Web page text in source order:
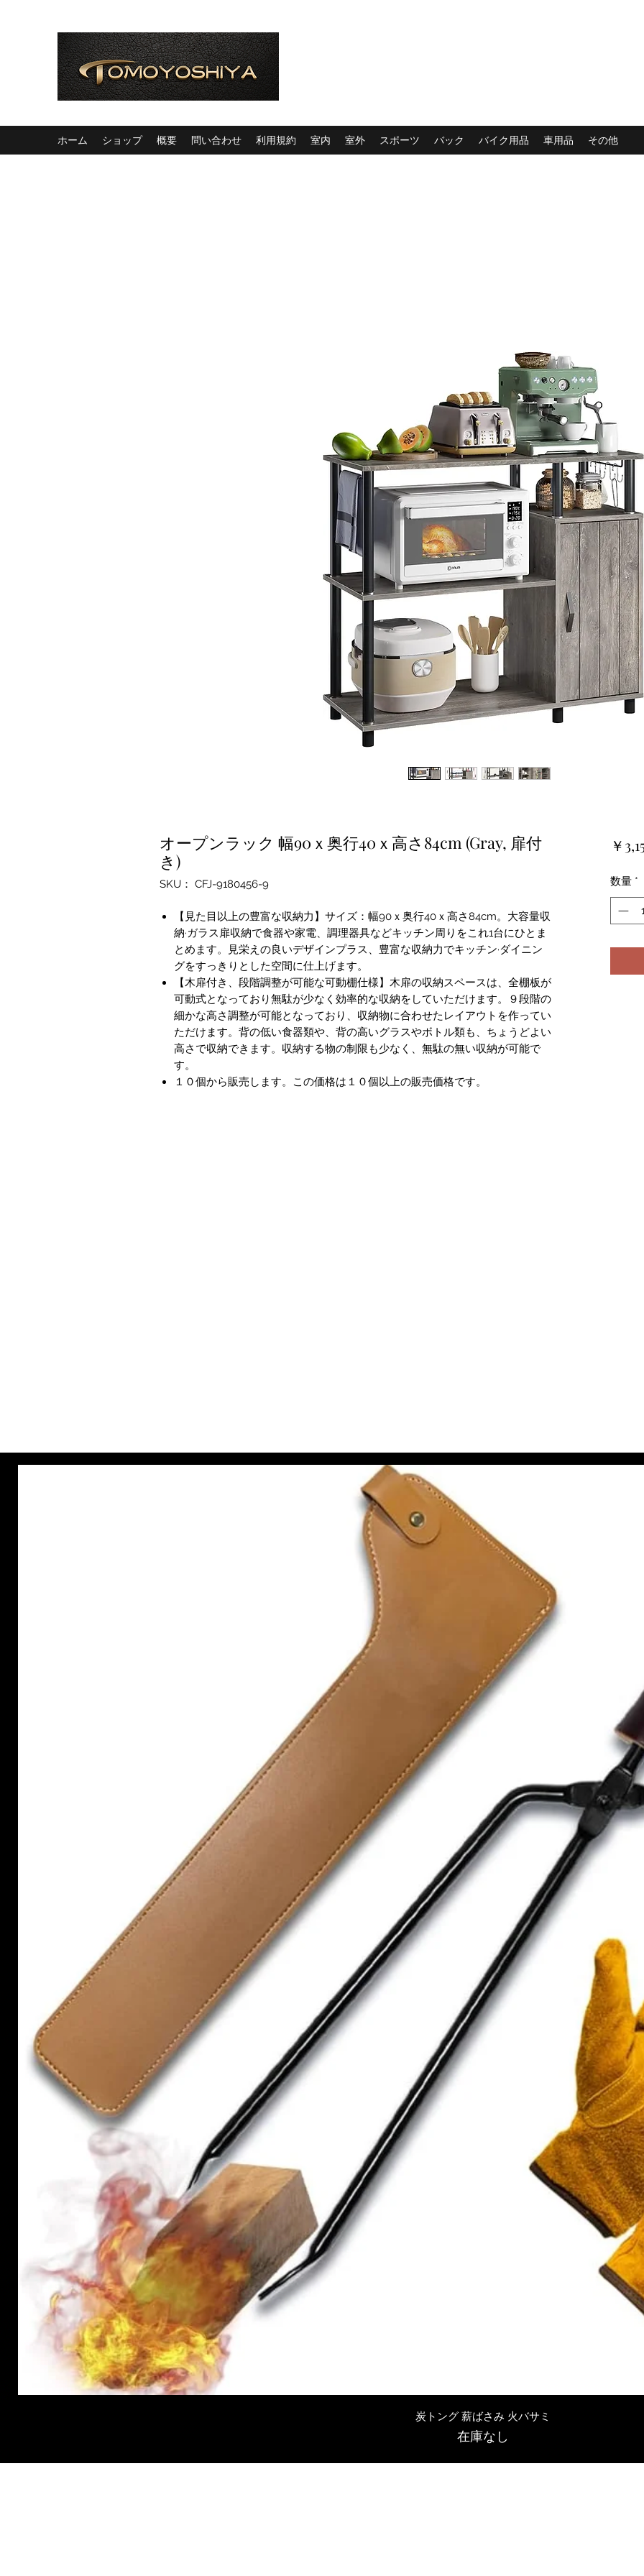
ホーム ショップ 概要 問い合わせ 利用規約 室内 室外 スポーツ バック バイク用品 車用品 その他
オープンラック 幅90ｘ奥行40ｘ高さ84cm (Gray, 扉付
き)
SKU： CFJ-9180456-9
【見た目以上の豊富な収納力】サイズ：幅90ｘ奥行40ｘ高さ84cm。大容量収
納·ガラス扉収納で食器や家電、調理器具などキッチン周りをこれ1台にひとま
とめます。見栄えの良いデザインプラス、豊富な収納力でキッチン·ダイニン
グをすっきりとした空間に仕上げます。
【木扉付き、段階調整が可能な可動棚仕様】木扉の収納スペースは、全棚板が
可動式となっており無駄が少なく効率的な収納をしていただけます。９段階の
細かな高さ調整が可能となっており、収納物に合わせたレイアウトを作ってい
ただけます。背の低い食器類や、背の高いグラスやボトル類も、ちょうどよい
高さで収納できます。収納する物の制限も少なく、無駄の無い収納が可能で
す。
１０個から販売します。この価格は１０個以上の販売価格です。
￥
数量 *
クイックビュー
炭トング 薪ばさみ 火バサミ
在庫なし